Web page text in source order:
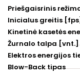
Priešgaisrinis
Inicialus greitis
Kinetinė kasetės
Žurnalo talpa [vnt.]
Elektros energijos
Blow-Back tipas